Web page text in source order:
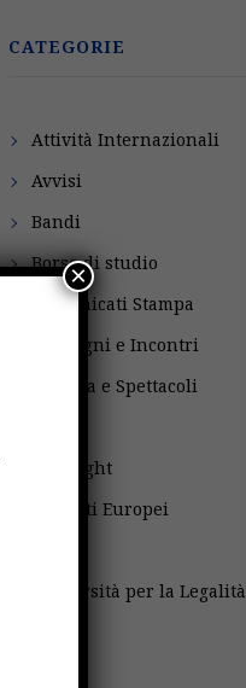
CATEGORIE
Attività Internazionali
Avvisi
Bandi
Borse di studio
Comunicati Stampa
Convegni e Incontri
Cultura e Spettacoli
Fulbright
Progetti Europei
Università per la Legalità
×